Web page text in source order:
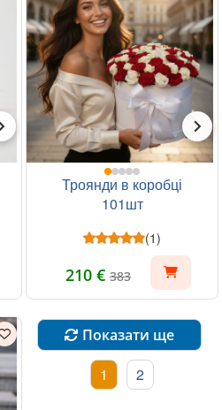
Троянди в коробці
101шт
(1)
210 € 383
Показати ще
1 2